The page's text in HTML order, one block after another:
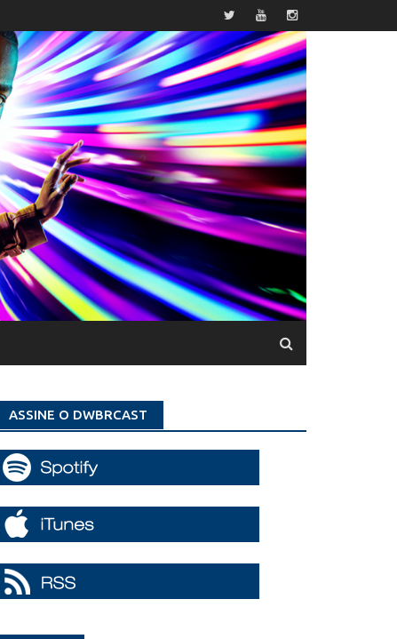
ASSINE O DWBRCAST